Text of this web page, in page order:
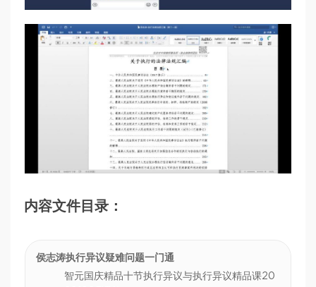
内容文件目录：
侯志涛执行异议疑难问题一门通
智元国庆精品十节执行异议与执行异议精品课20